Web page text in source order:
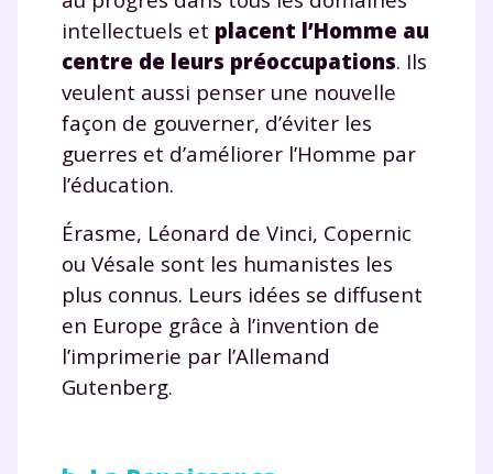
intellectuels et placent l’Homme au
centre de leurs préoccupations. Ils
veulent aussi penser une nouvelle
façon de gouverner, d’éviter les
guerres et d’améliorer l’Homme par
l’éducation.
Érasme, Léonard de Vinci, Copernic
ou Vésale sont les humanistes les
plus connus. Leurs idées se diffusent
en Europe grâce à l’invention de
l’imprimerie par l’Allemand
Gutenberg.